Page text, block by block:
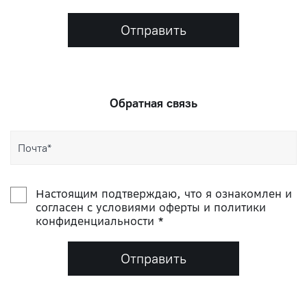
Отправить
Обратная связь
Настоящим подтверждаю, что я ознакомлен и
согласен с условиями оферты и политики
конфиденциальности *
Отправить